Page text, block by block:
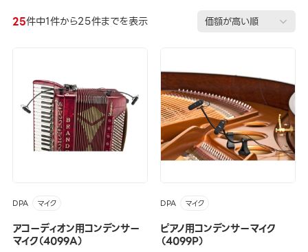
25件中1件から25件までを表示
DPA マイク
アコーディオン用コンデンサー
マイク（4099A）
DPA マイク
ピアノ用コンデンサーマイク
（4099P）